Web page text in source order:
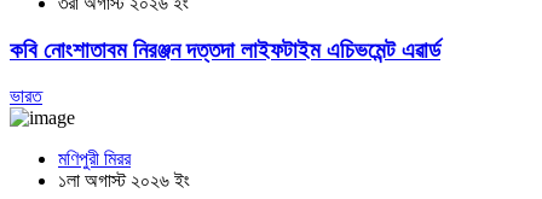
কবি নোংশাতাবম নিরঞ্জন দত্তদা লাইফটাইম এচিভমেন্ট এৱার্ড
ভারত
মণিপুরী মিরর
১লা অগাস্ট ২০২৬ ইং